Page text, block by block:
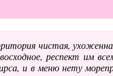
чистая,
респект им
и в меню нету